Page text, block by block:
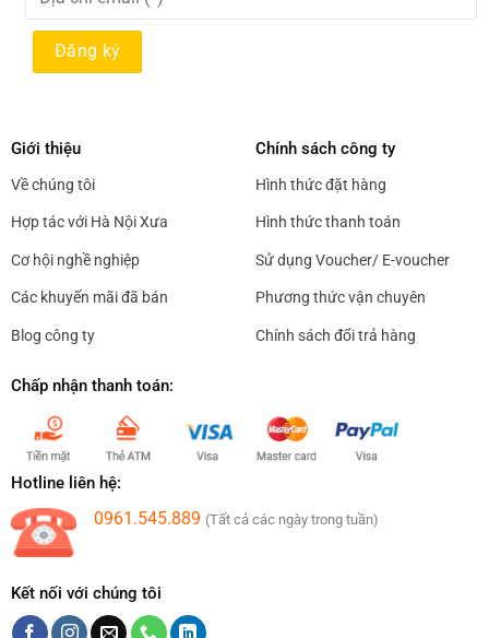
phẩm
Giới thiệu
Về chúng tôi
Hợp tác với Hà Nội Xưa
Cơ hội nghề nghiệp
Các khuyến mãi đã bán
Blog công ty
Chính sách công ty
Hình thức đặt hàng
Hình thức thanh toán
Sử dụng Voucher/ E-voucher
Phương thức vận chuyên
Chính sách đổi trả hàng
Chấp nhận thanh toán:
Hotline liên hệ:
0961.545.889 (Tất cả các ngày trong tuần)
Kết nối với chúng tôi